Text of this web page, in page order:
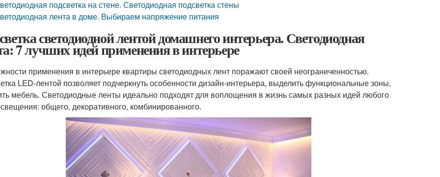
подсветка на стене. Светодиодная подсветка стены
лента в доме. Выбираем напряжение питания
светодиодной лентой домашнего интерьера. Светодиодная
7 лучших идей применения в интерьере
применения в интерьере квартиры светодиодных лент поражают своей неограниченностью.
LED-лентой позволяет подчеркнуть особенности дизайн-интерьера, выделить функциональные зоны,
мебель. Светодиодные ленты идеально подходят для воплощения в жизнь самых разных идей любого
общего, декоративного, комбинированного.